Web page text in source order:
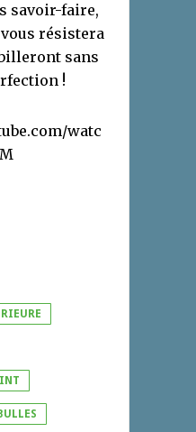
savoir-faire,
résistera
sans
!
watc